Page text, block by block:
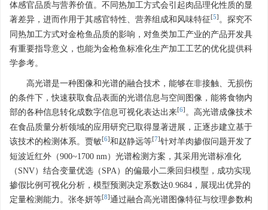
体感官品质与营养价值。不同热加工方式会引起肉品理化性质的显
著差异，进而作用于其感官特性、营养组成和风味特征[5] 。探究不
同热加工方式对金枪鱼品质的影响，对鱼类加工产业的产品开发具
有重要指导意义，也能为金枪鱼标准化生产加工工艺的优化提供科
学参考。
高光谱是一种图像和光谱的融合技术，能够在非接触、无损伤
的条件下，快速获取食品表面的光谱信息与空间图像，能将食物内
部的各种信息转化成数字信息可视化表达出来[6] 。高光谱成像技术
在食品质量分析领域的应用研究已取得显著进展，正逐步建立基于
该技术的检测体系。贾敏[6]和赵静远等[7]针对羊肉掺假问题开发了
短波近红外（900~1700 nm）光谱检测方案，其采用光谱标准化
（SNV）结合变量优选（SPA）的偏最小二乘回归模型，成功实现
掺假比例可视化分析，模型预测决定系数达0.9684，展现出优异的
定量检测能力。张冬妍等[8]通过融合高光谱图像特征与纹理参数构